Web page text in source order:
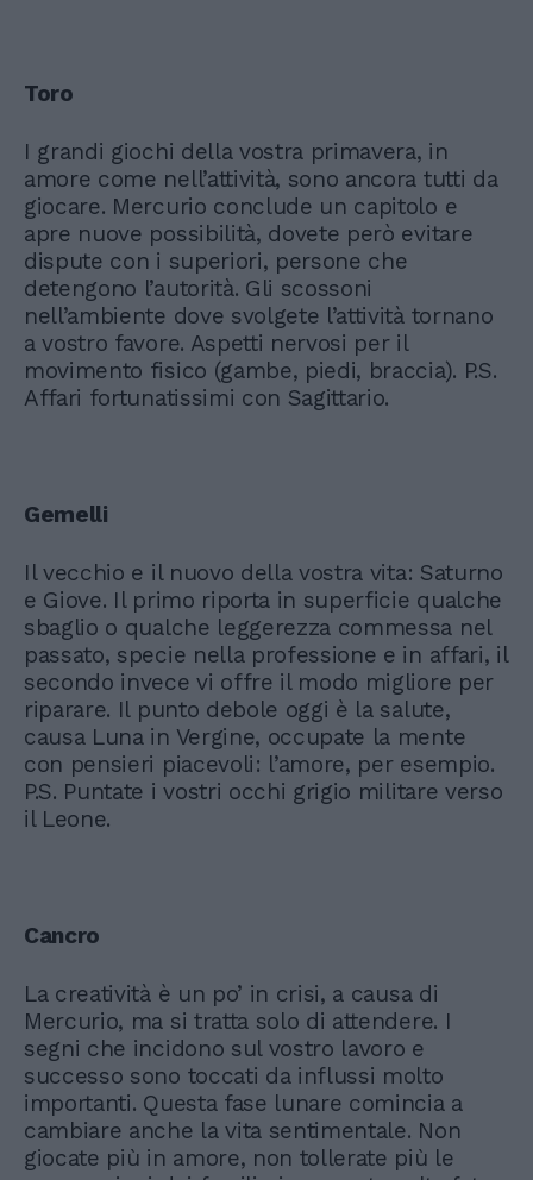
Toro
I grandi giochi della vostra primavera, in
amore come nell’attività, sono ancora tutti da
giocare. Mercurio conclude un capitolo e
apre nuove possibilità, dovete però evitare
dispute con i superiori, persone che
detengono l’autorità. Gli scossoni
nell’ambiente dove svolgete l’attività tornano
a vostro favore. Aspetti nervosi per il
movimento fisico (gambe, piedi, braccia). P.S.
Affari fortunatissimi con Sagittario.
Gemelli
Il vecchio e il nuovo della vostra vita: Saturno
e Giove. Il primo riporta in superficie qualche
sbaglio o qualche leggerezza commessa nel
passato, specie nella professione e in affari, il
secondo invece vi offre il modo migliore per
riparare. Il punto debole oggi è la salute,
causa Luna in Vergine, occupate la mente
con pensieri piacevoli: l’amore, per esempio.
P.S. Puntate i vostri occhi grigio militare verso
il Leone.
Cancro
La creatività è un po’ in crisi, a causa di
Mercurio, ma si tratta solo di attendere. I
segni che incidono sul vostro lavoro e
successo sono toccati da influssi molto
importanti. Questa fase lunare comincia a
cambiare anche la vita sentimentale. Non
giocate più in amore, non tollerate più le